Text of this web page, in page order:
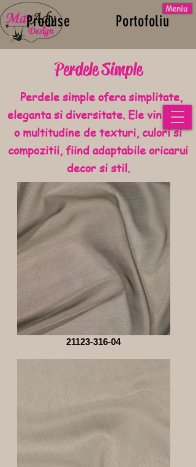
Meniu
L-V 10:00-18:00
S 10:00-14:00
Produse Portofoliu
Esti designer/arhitect?
Contact/Showroom
Perdele Simple
Perdele simple ofera simplitate,
eleganta si diversitate. Ele vin intr-
o multitudine de texturi, culori si
compozitii, fiind adaptabile oricarui
decor si stil.
21123-316-04